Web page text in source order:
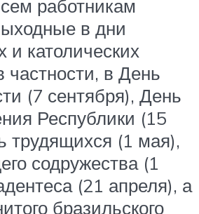
работникам
в дни
католических
частности, в День
(7 сентября), День
Республики (15
трудящихся (1 мая),
содружества (1
(21 апреля), а
бразильского